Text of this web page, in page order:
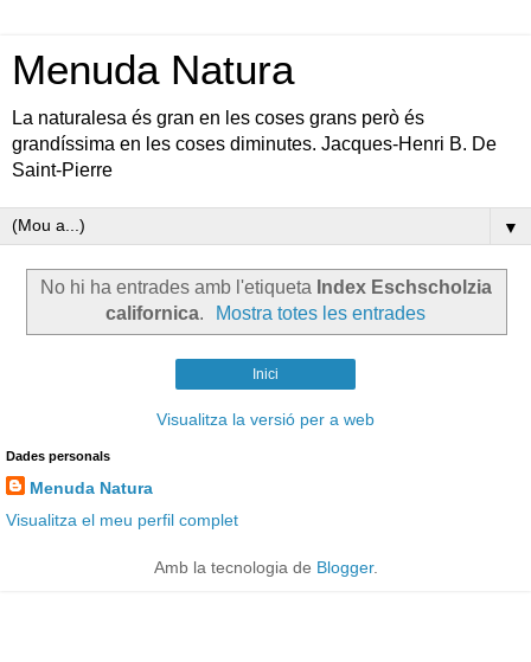
Menuda Natura
La naturalesa és gran en les coses grans però és
grandíssima en les coses diminutes. Jacques-Henri B. De
Saint-Pierre
▼
No hi ha entrades amb l'etiqueta Index Eschscholzia
californica. Mostra totes les entrades
Inici
Visualitza la versió per a web
Dades personals
Menuda Natura
Visualitza el meu perfil complet
Amb la tecnologia de Blogger.